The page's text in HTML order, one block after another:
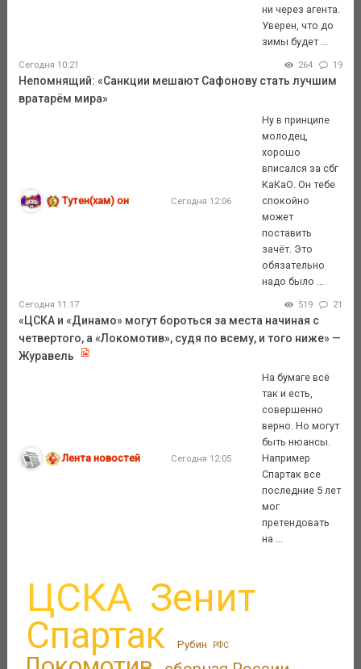
ни через агента.
Уверен, что до
зимы будет ...
Сегодня 10:21 264 19
Непомнящий: «Санкции мешают Сафонову стать лучшим
вратарём мира»
Тутен(хам) он Сегодня 12:06
Ну в принципе
молодец,
хорошо
вписался за сбг
КаКаО. Он тебе
спокойно
может
поставить
зачёт. Это
обязательно
надо было ...
Сегодня 11:17 519 21
«ЦСКА и «Динамо» могут бороться за места начиная с
четвертого, а «Локомотив», судя по всему, и того ниже» —
Журавель
Лента новостей Сегодня 12:05
На бумаге всё
так и есть,
совершенно
верно. Но могут
быть нюансы.
Например
Спартак все
последние 5 лет
мог
претендовать
на ...
ЦСКА Зенит
Спартак Рубин РФС